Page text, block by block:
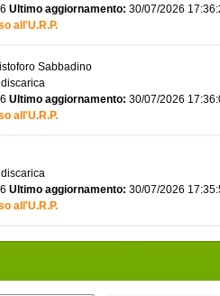
Ultimo aggiornamento: 30/07/2026
all'U.R.P.
Sabbadino
discarica
Ultimo aggiornamento: 30/07/2026
all'U.R.P.
discarica
Ultimo aggiornamento: 30/07/2026
all'U.R.P.